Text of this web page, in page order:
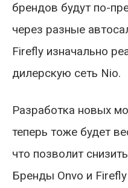
брендов будут по-
через разные
Firefly изначально
дилерскую сеть Nio.
Разработка новых
теперь тоже будет
что позволит
Бренды Onvo и